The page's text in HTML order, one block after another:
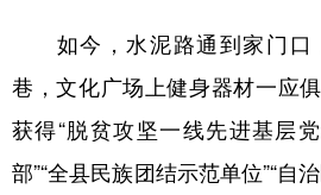
如今，水泥路通到家门口
巷，文化广场上健身器材一应
获得“脱贫攻坚一线先进基层
部”“全县民族团结示范单位”“自